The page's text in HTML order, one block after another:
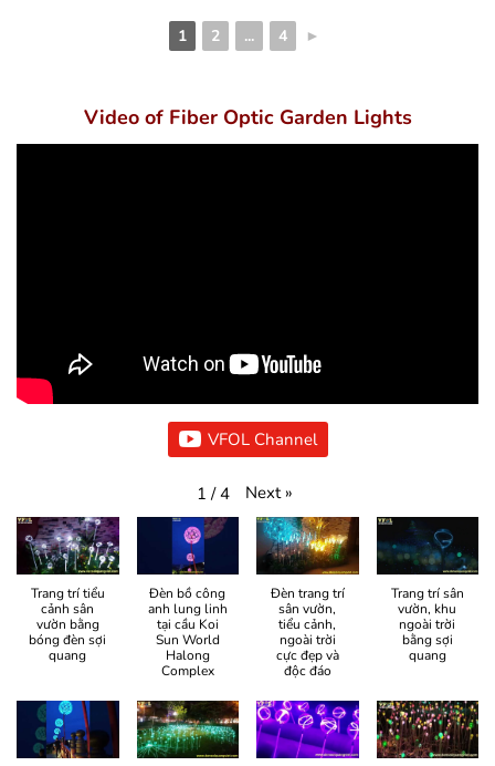
1 2 ... 4 ►
Video of Fiber Optic Garden Lights
VFOL Channel
1 / 4 Next »
Trang trí tiểu
cảnh sân
vườn bằng
bóng đèn sợi
quang
Đèn bồ công
anh lung linh
tại cầu Koi
Sun World
Halong
Complex
Đèn trang trí
sân vườn,
tiểu cảnh,
ngoài trời
cực đẹp và
độc đáo
Trang trí sân
vườn, khu
ngoài trời
bằng sợi
quang